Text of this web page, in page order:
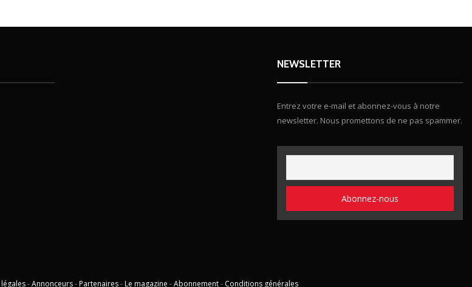
NEWSLETTER
Entrez votre e-mail et abonnez-vous à notre
newsletter. Nous promettons de ne pas spammer.
-Annonceurs- Partenaires- Le magazine -Abonnement- Conditions générales